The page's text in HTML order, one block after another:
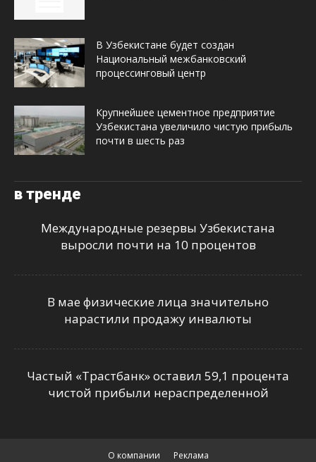
В Узбекистане будет создан
Национальный межбанковский
процессинговый центр
Крупнейшее цементное предприятие
Узбекистана увеличило чистую прибыль
почти в шесть раз
в тренде
Международные резервы Узбекистана
выросли почти на 10 процентов
В мае физические лица значительно
нарастили продажу инвалюты
Частый «Трастбанк» оставил 59,1 процента
чистой прибыли нераспределенной
О компании Реклама